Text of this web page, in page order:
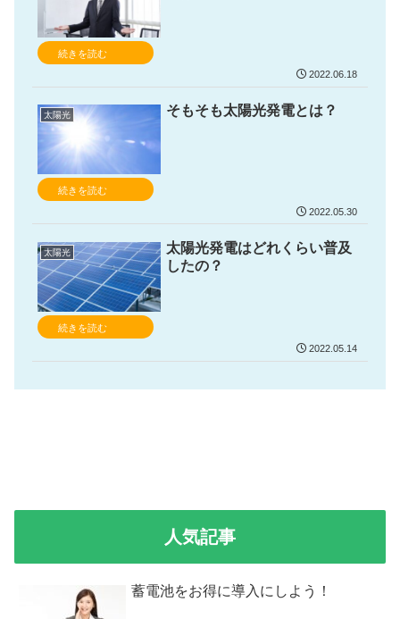
続きを読む
2022.06.18
太陽光 そもそも太陽光発電とは？
続きを読む
2022.05.30
太陽光
太陽光発電はどれくらい普及
したの？
続きを読む
2022.05.14
人気記事
蓄電池をお得に導入にしよう！